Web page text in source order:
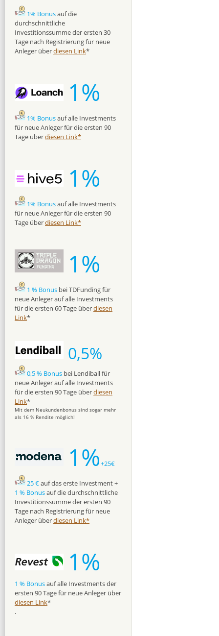
1% Bonusauf die
durchschnittliche
Investitionssumme der ersten 30
Tage nach Registrierung für neue
Anleger überdiesen Link*
1%
1% Bonusauf alle Investments
für neue Anleger für die ersten 90
Tage überdiesen Link*
1%
1% Bonusauf alle Investments
für neue Anleger für die ersten 90
Tage überdiesen Link*
1%
1 % Bonus bei TDFunding für
neue Anleger auf alle Investments
für die ersten 60 Tage überdiesen
Link*
0,5%
0,5 % Bonus bei Lendiball für
neue Anleger auf alle Investments
für die ersten 90 Tage überdiesen
Link*
Mit dem Neukundenbonus sind sogar mehr
als 16 % Rendite möglich!
1%+25€
25 €auf das erste Investment +
1 % Bonusauf die durchschnittliche
Investitionssumme der ersten 90
Tage nach Registrierung für neue
Anleger überdiesen Link*
1%
1 % Bonusauf alle Investments der
ersten 90 Tage für neue Anleger über
diesen Link*
.